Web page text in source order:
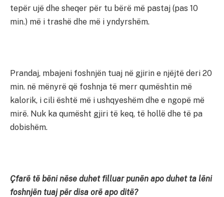
tepër ujë dhe sheqer për tu bërë më pastaj (pas 10
min.) më i trashë dhe më i yndyrshëm.
Prandaj, mbajeni foshnjën tuaj në gjirin e njëjtë deri 20
min. në mënyrë që foshnja të merr qumështin më
kalorik, i cili është më i ushqyeshëm dhe e ngopë më
mirë. Nuk ka qumësht gjiri të keq, të hollë dhe të pa
dobishëm.
Çfarë të bëni nëse duhet filluar punën apo duhet ta lëni
foshnjën tuaj për disa orë apo ditë?